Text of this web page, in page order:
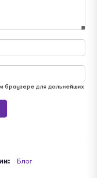
браузере для дальнейших
Блог